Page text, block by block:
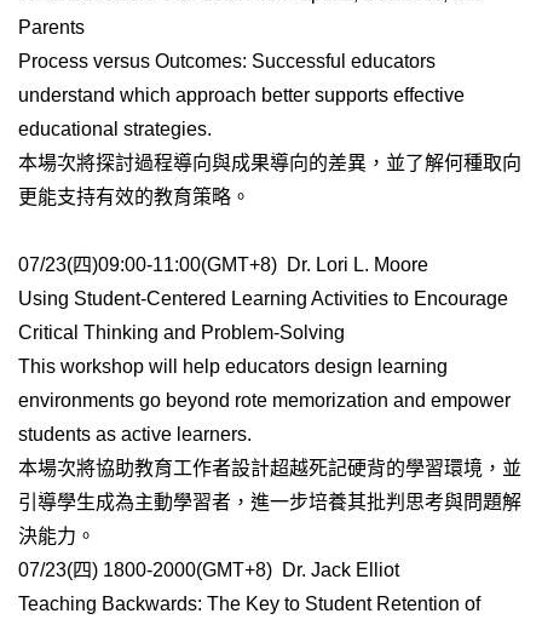
Parents
Process versus Outcomes: Successful educators
understand which approach better supports effective
educational strategies.
本場次將探討過程導向與成果導向的差異，並了解何種取向
更能支持有效的教育策略。
07/23(四)09:00-11:00(GMT+8) Dr. Lori L. Moore
Using Student-Centered Learning Activities to Encourage
Critical Thinking and Problem-Solving
This workshop will help educators design learning
environments go beyond rote memorization and empower
students as active learners.
本場次將協助教育工作者設計超越死記硬背的學習環境，並
引導學生成為主動學習者，進一步培養其批判思考與問題解
決能力。
07/23(四) 1800-2000(GMT+8) Dr. Jack Elliot
Teaching Backwards: The Key to Student Retention of